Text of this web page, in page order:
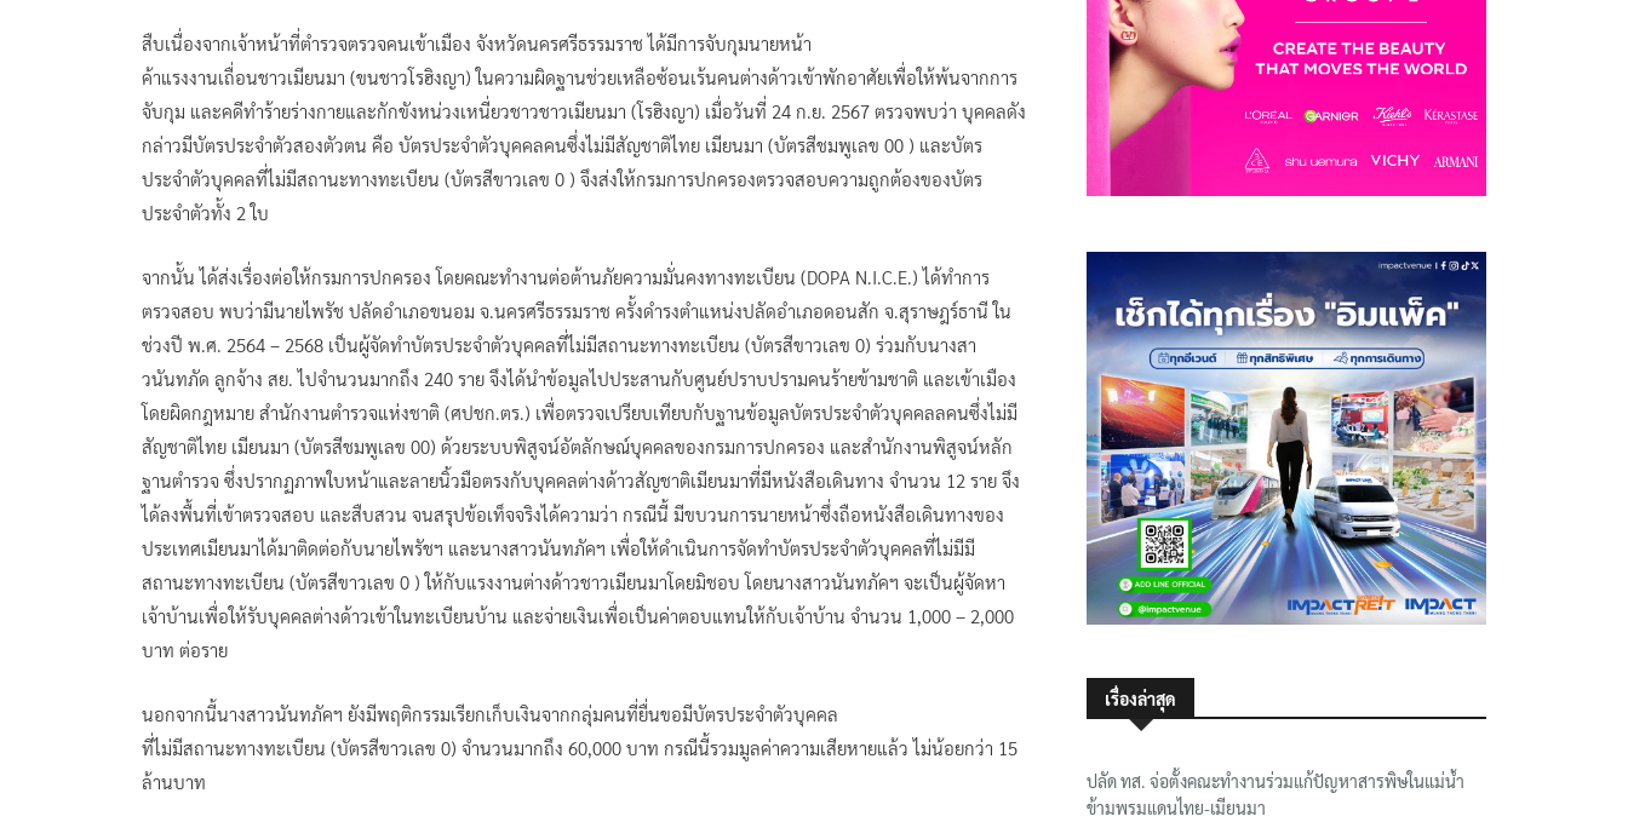
สืบเนื่องจากเจ้าหน้าที่ตำรวจตรวจคนเข้าเมือง จังหวัดนครศรีธรรมราช ได้มีการจับกุมนายหน้า
ค้าแรงงานเถื่อนชาวเมียนมา (ขนชาวโรฮิงญา) ในความผิดฐานช่วยเหลือซ้อนเร้นคนต่างด้าวเข้าพักอาศัยเพื่อให้พ้นจากการ
จับกุม และคดีทำร้ายร่างกายและกักขังหน่วงเหนี่ยวชาวชาวเมียนมา (โรฮิงญา) เมื่อวันที่ 24 ก.ย. 2567 ตรวจพบว่า บุคคลดัง
กล่าวมีบัตรประจำตัวสองตัวตน คือ บัตรประจำตัวบุคคลคนซึ่งไม่มีสัญชาติไทย เมียนมา (บัตรสีชมพูเลข 00 ) และบัตร
ประจำตัวบุคคลที่ไม่มีสถานะทางทะเบียน (บัตรสีขาวเลข 0 ) จึงส่งให้กรมการปกครองตรวจสอบความถูกต้องของบัตร
ประจำตัวทั้ง 2 ใบ
จากนั้น ได้ส่งเรื่องต่อให้กรมการปกครอง โดยคณะทำงานต่อต้านภัยความมั่นคงทางทะเบียน (DOPA N.I.C.E.) ได้ทำการ
ตรวจสอบ พบว่ามีนายไพรัช ปลัดอำเภอขนอม จ.นครศรีธรรมราช ครั้งดำรงตำแหน่งปลัดอำเภอดอนสัก จ.สุราษฎร์ธานี ใน
ช่วงปี พ.ศ. 2564 – 2568 เป็นผู้จัดทำบัตรประจำตัวบุคคลที่ไม่มีสถานะทางทะเบียน (บัตรสีขาวเลข 0) ร่วมกับนางสา
วนันทภัด ลูกจ้าง สย. ไปจำนวนมากถึง 240 ราย จึงได้นำข้อมูลไปประสานกับศูนย์ปราบปรามคนร้ายข้ามชาติ และเข้าเมือง
โดยผิดกฎหมาย สำนักงานตำรวจแห่งชาติ (ศปชก.ตร.) เพื่อตรวจเปรียบเทียบกับฐานข้อมูลบัตรประจำตัวบุคคลลคนซึ่งไม่มี
สัญชาติไทย เมียนมา (บัตรสีชมพูเลข 00) ด้วยระบบพิสูจน์อัตลักษณ์บุคคลของกรมการปกครอง และสำนักงานพิสูจน์หลัก
ฐานตำรวจ ซึ่งปรากฏภาพใบหน้าและลายนิ้วมือตรงกับบุคคลต่างด้าวสัญชาติเมียนมาที่มีหนังสือเดินทาง จำนวน 12 ราย จึง
ได้ลงพื้นที่เข้าตรวจสอบ และสืบสวน จนสรุปข้อเท็จจริงได้ความว่า กรณีนี้ มีขบวนการนายหน้าซึ่งถือหนังสือเดินทางของ
ประเทศเมียนมาได้มาติดต่อกับนายไพรัชฯ และนางสาวนันทภัคฯ เพื่อให้ดำเนินการจัดทำบัตรประจำตัวบุคคลที่ไม่มีมี
สถานะทางทะเบียน (บัตรสีขาวเลข 0 ) ให้กับแรงงานต่างด้าวชาวเมียนมาโดยมิชอบ โดยนางสาวนันทภัคฯ จะเป็นผู้จัดหา
เจ้าบ้านเพื่อให้รับบุคคลต่างด้าวเข้าในทะเบียนบ้าน และจ่ายเงินเพื่อเป็นค่าตอบแทนให้กับเจ้าบ้าน จำนวน 1,000 – 2,000
บาท ต่อราย
นอกจากนี้นางสาวนันทภัคฯ ยังมีพฤติกรรมเรียกเก็บเงินจากกลุ่มคนที่ยื่นขอมีบัตรประจำตัวบุคคล
ที่ไม่มีสถานะทางทะเบียน (บัตรสีขาวเลข 0) จำนวนมากถึง 60,000 บาท กรณีนี้รวมมูลค่าความเสียหายแล้ว ไม่น้อยกว่า 15
ล้านบาท
เรื่องล่าสุด
ปลัด ทส. จ่อตั้งคณะทำงานร่วมแก้ปัญหาสารพิษในแม่น้ำ
ข้ามพรมแดนไทย-เมียนมา